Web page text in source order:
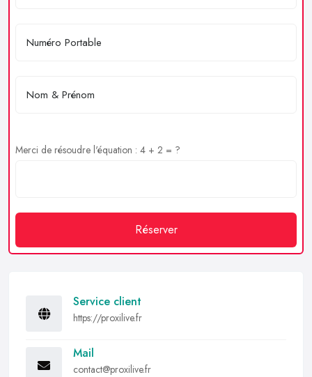
Merci de résoudre l'équation : 4 + 2 = ?
Réserver
Service client
https://proxilive.fr
Mail
contact@proxilive.fr